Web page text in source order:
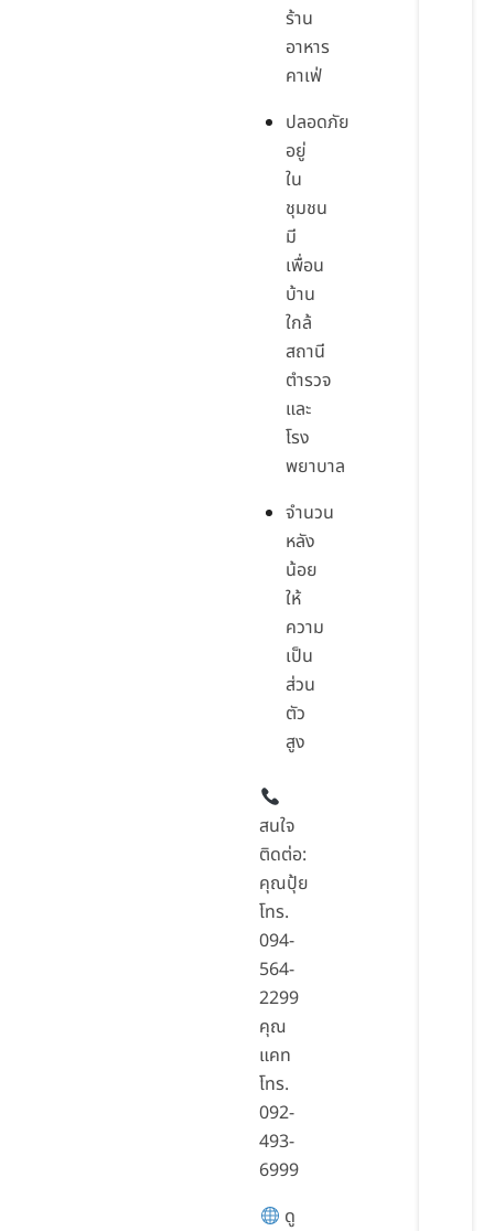
ร้าน
อาหาร
คาเฟ่
ปลอดภัย
อยู่
ใน
ชุมชน
มี
เพื่อน
บ้าน
ใกล้
สถานี
ตำรวจ
และ
โรง
พยาบาล
จำนวน
หลัง
น้อย
ให้
ความ
เป็น
ส่วน
ตัว
สูง
สนใจ
ติดต่อ:
คุณปุ้ย
โทร.
094-
564-
2299
คุณ
แคท
โทร.
092-
493-
6999
ดู